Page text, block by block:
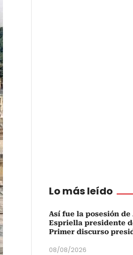
Lo más leído
Así fue la posesión de
Espriella presidente
Primer discurso
08/08/2026